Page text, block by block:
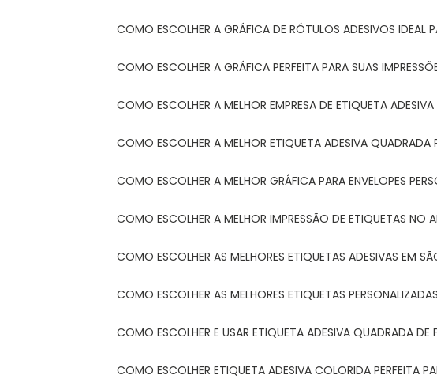
COMO ESCOLHER A GRÁFICA DE RÓTULOS ADESIVOS IDEAL
COMO ESCOLHER A GRÁFICA PERFEITA PARA SUAS
COMO ESCOLHER A MELHOR EMPRESA DE ETIQUETA
COMO ESCOLHER A MELHOR ETIQUETA ADESIVA QUADRADA
COMO ESCOLHER A MELHOR GRÁFICA PARA ENVELOPES
COMO ESCOLHER A MELHOR IMPRESSÃO DE ETIQUETAS NO
COMO ESCOLHER AS MELHORES ETIQUETAS ADESIVAS EM
COMO ESCOLHER AS MELHORES ETIQUETAS
COMO ESCOLHER E USAR ETIQUETA ADESIVA QUADRADA DE
COMO ESCOLHER ETIQUETA ADESIVA COLORIDA PERFEITA